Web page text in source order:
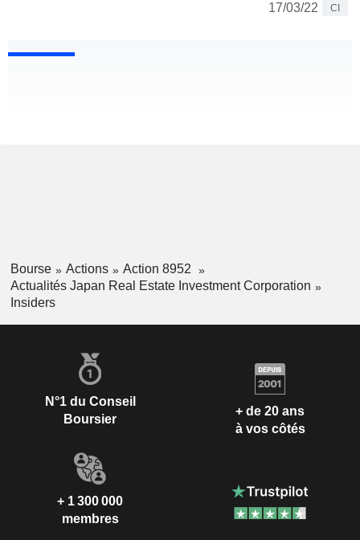
17/03/22
CI
Bourse Actions
Action 8952
Actualités Japan Real Estate Investment Corporation
Insiders
N°1 du Conseil
Boursier
+ de 20 ans
à vos côtés
+ 1 300 000
membres